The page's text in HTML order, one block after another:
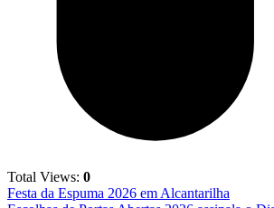
Total Views: 0
Festa da Espuma 2026 em Alcantarilha